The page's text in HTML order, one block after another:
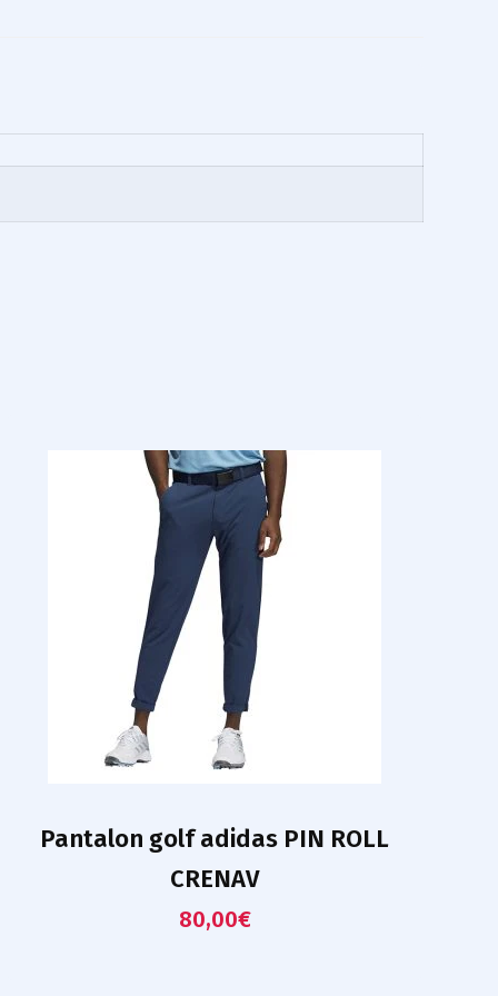
Pantalon golf adidas PIN ROLL
CRENAV
80,00€